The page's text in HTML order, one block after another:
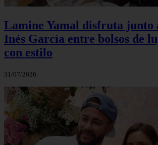
Lamine Yamal disfruta junto
Inés García entre bolsos de
con estilo
31/07/2026